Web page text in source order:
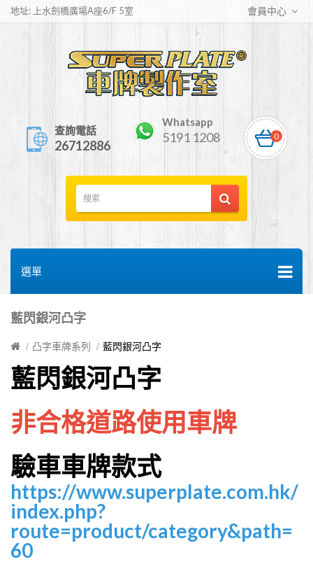
地址: 上水劍橋廣場A座6/F 5室 會員中心
查詢電話
26712886
Whatsapp
5191 1208 0
選單
藍閃銀河凸字
凸字車牌系列 藍閃銀河凸字
藍閃銀河凸字
非合格道路使用車牌
驗車車牌款式
https://www.superplate.com.hk/
index.php?
route=product/category&path=
60